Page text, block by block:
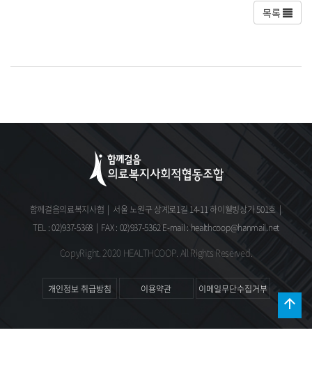
목록
함께걸음의료복지사협 | 서울 노원구 상계로1길 14-11 하이웰빙상가 501호 |
TEL : 02)937-5368 | FAX : 02)937-5362 E-mail : healthcoop@hanmail.net
CopyRight. 2020 HEALTHCOOP. All Rights Reserved.
개인정보 취급방침 이용약관 이메일무단수집거부
